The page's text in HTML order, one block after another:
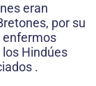
eran
por su
enfermos
Hindúes
.